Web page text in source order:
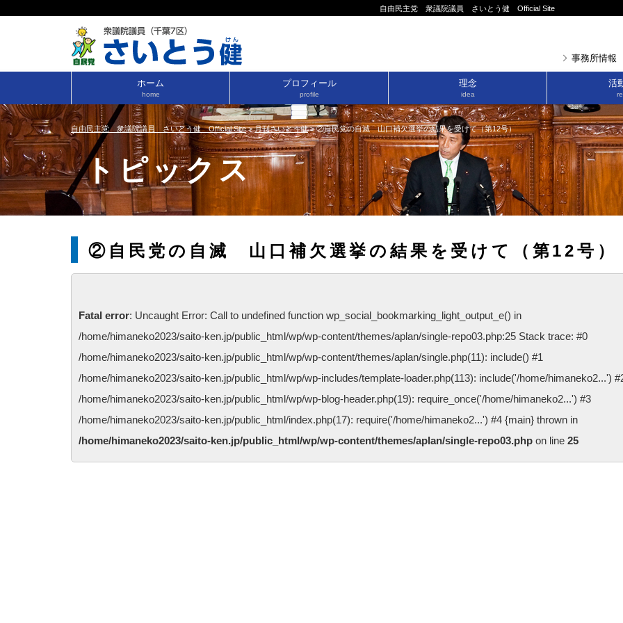
自由民主党 衆議院議員 さいとう健 Official Site
事務所情報
ホーム
home
プロフィール
profile
理念
idea
活
自由民主党 衆議院議員 さいとう健 Official Site>月刊さいとう健>②自民党の自滅 山口補欠選挙の結果を受けて（第12号）
トピックス
②自民党の自滅 山口補欠選挙の結果を受けて（第12号）
Fatal error: Uncaught Error: Call to undefined function wp_social_bookmarking_light_output_e() in
/home/himaneko2023/saito-ken.jp/public_html/wp/wp-content/themes/aplan/single-repo03.php:25 Stack trace: #0
/home/himaneko2023/saito-ken.jp/public_html/wp/wp-content/themes/aplan/single.php(11): include() #1
/home/himaneko2023/saito-ken.jp/public_html/wp/wp-includes/template-loader.php(113): include('/home/himaneko2...')
/home/himaneko2023/saito-ken.jp/public_html/wp/wp-blog-header.php(19): require_once('/home/himaneko2...') #3
/home/himaneko2023/saito-ken.jp/public_html/index.php(17): require('/home/himaneko2...') #4 {main} thrown in
/home/himaneko2023/saito-ken.jp/public_html/wp/wp-content/themes/aplan/single-repo03.php on line 25